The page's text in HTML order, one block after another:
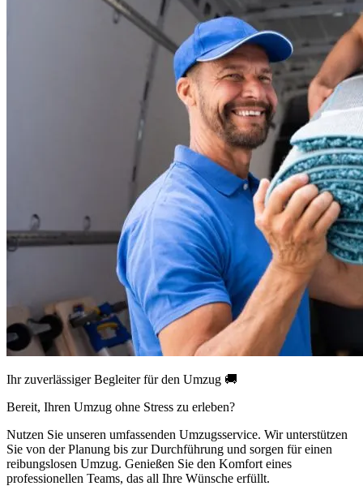
Ihr zuverlässiger Begleiter für den Umzug 🚚
Bereit, Ihren Umzug ohne Stress zu erleben?
Nutzen Sie unseren umfassenden Umzugsservice. Wir unterstützen
Sie von der Planung bis zur Durchführung und sorgen für einen
reibungslosen Umzug. Genießen Sie den Komfort eines
professionellen Teams, das all Ihre Wünsche erfüllt.